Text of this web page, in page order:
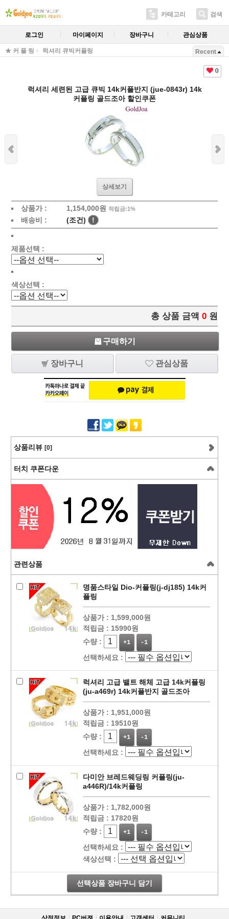
카테고리 검색
로그인 마이페이지 장바구니 관심상품
★ 커 플 링 럭셔리 큐빅커플링 Recent
0
럭셔리 세련된 고급 큐빅 14k커플반지 (jue-0843r) 14k
커플링 골드조아 할인쿠폰
상세보기
상품가 : 1,154,000원 적립금:1%
배송비 : (조건) !
제품선택 :
색상선택 :
총 상품 금액 0 원
구매하기
장바구니 관심상품
상품리뷰 [0]
터치 쿠폰다운
관련상품
명품스타일 Dio-커플링(j-dj185) 14k커
플링
상품가 : 1,599,000원
적립금 : 15990원
수량 :
+1 -1
선택하세요 :
럭셔리 고급 밸트 해체 고급 14k커플링
(ju-a469r) 14k커플반지 골드조아
상품가 : 1,951,000원
적립금 : 19510원
수량 :
+1 -1
선택하세요 :
다미안 브레드웨딩링 커플링(ju-
a446R)/14k커플링
상품가 : 1,782,000원
적립금 : 17820원
수량 :
+1 -1
선택하세요 :
색상선택 :
선택상품 장바구니 담기